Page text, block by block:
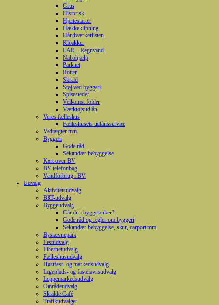
Grus
Historisk
Hjertestarter
Hækkeklipning
Håndværkerlisten
Kloakker
LAR – Regnvand
Nabohjælp
Parknet
Rotter
Skrald
Støj ved byggeri
Spisesteder
Velkomst folder
Værktøjsudlån
Vores fælleshus
Fælleshusets udlånsservice
Vedtægter mm.
Byggeri
Gode råd
Sekundær bebyggelse
Kort over BV
BV telefonbog
Vandforbrug i BV
Udvalg
Aktivitetsudvalg
BRT-udvalg
Byggeudvalg
Går du i byggetanker?
Gode råd og regler om byggeri
Sekundær bebyggelse, skur, carport mm
Bystævnepark
Festudvalg
Fibernetudvalg
Fælleshusudvalg
Høstfest- og markedsudvalg
Legeplads- og fastelavnsudvalg
Loppemarkedsudvalg
Områdeudvalg
Skralde Café
Trafikudvalget